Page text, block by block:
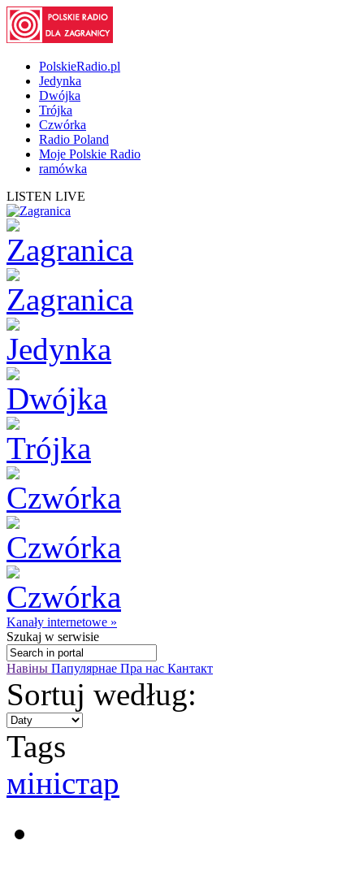
PolskieRadio.pl
Jedynka
Dwójka
Trójka
Czwórka
Radio Poland
Moje Polskie Radio
ramówka
LISTEN LIVE
Kanały internetowe »
Szukaj w serwisie
Навіны Папулярнае Пра нас Кантакт
Sortuj według:
Tags
міністaр